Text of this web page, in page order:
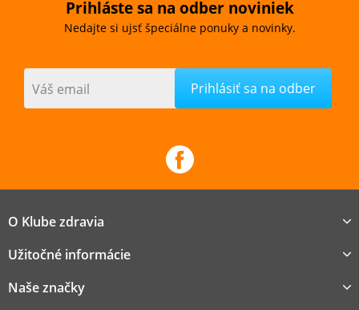
Prihláste sa na odber noviniek
Nedajte si ujsť špeciálne ponuky a novinky.
Váš email
O Klube zdravia
Užitočné informácie
Naše značky